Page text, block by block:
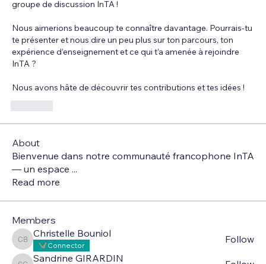
groupe de discussion InTA !
Nous aimerions beaucoup te connaître davantage. Pourrais-tu
te présenter et nous dire un peu plus sur ton parcours, ton
expérience d’enseignement et ce qui t’a amenée à rejoindre
InTA ?
Nous avons hâte de découvrir tes contributions et tes idées !
About
Bienvenue dans notre communauté francophone InTA
— un espace ...
Read more
Members
Christelle Bouniol
Christelle Bouniol
Connector
Follow
Sandrine GIRARDIN